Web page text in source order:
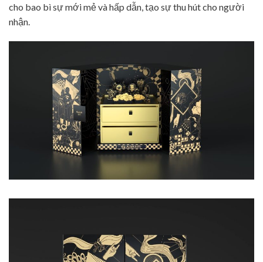
cho bao bì sự mới mẻ và hấp dẫn, tạo sự thu hút cho người
nhận.